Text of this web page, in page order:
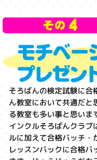
そろばんの検定試験に合
ん教室において共通だと
る教室も多い事と思いま
インクルそろばんクラブ
ルに加えて合格バッチ・
レッスンバックに合格